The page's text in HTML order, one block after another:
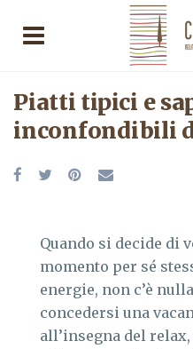
Piatti tipici e
inconfondibili
Quando si decide di
momento per sé
energie, non c’è
concedersi una
all’insegna del